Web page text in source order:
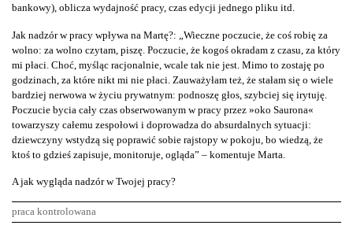
bankowy), oblicza wydajność pracy, czas edycji jednego pliku itd.
Jak nadzór w pracy wpływa na Martę?: „Wieczne poczucie, że coś robię za
wolno: za wolno czytam, piszę. Poczucie, że kogoś okradam z czasu, za który
mi płaci. Choć, myśląc racjonalnie, wcale tak nie jest. Mimo to zostaję po
godzinach, za które nikt mi nie płaci. Zauważyłam też, że stałam się o wiele
bardziej nerwowa w życiu prywatnym: podnoszę głos, szybciej się irytuję.
Poczucie bycia cały czas obserwowanym w pracy przez »oko Saurona«
towarzyszy całemu zespołowi i doprowadza do absurdalnych sytuacji:
dziewczyny wstydzą się poprawić sobie rajstopy w pokoju, bo wiedzą, że
ktoś to gdzieś zapisuje, monitoruje, ogląda” – komentuje Marta.
A jak wygląda nadzór w Twojej pracy?
praca kontrolowana